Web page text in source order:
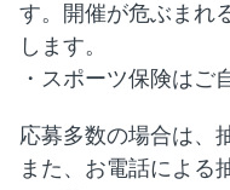
す。開催が危ぶまれ
します。
・スポーツ保険はご
応募多数の場合は、
また、お電話による